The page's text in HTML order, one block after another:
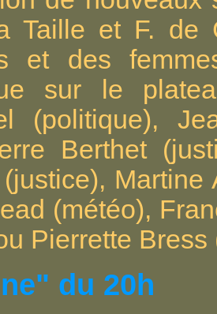
Taille et F. de
et des
sur le
(politique),
Berthet
(météo),
Pierrette
du 20h